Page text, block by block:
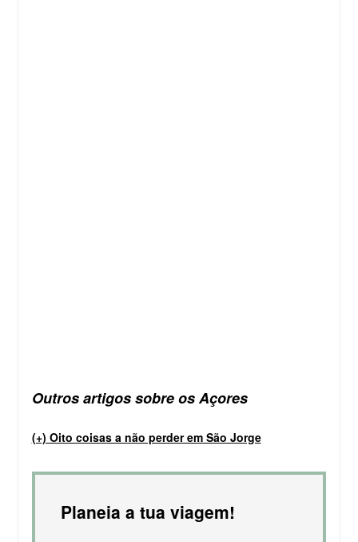
Outros artigos sobre os Açores
(+) Oito coisas a não perder em São Jorge
Planeia a tua viagem!